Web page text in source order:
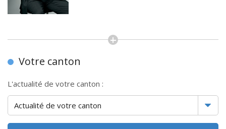
Votre canton
L'actualité de votre canton :